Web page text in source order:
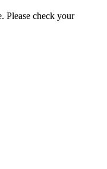
Please check your